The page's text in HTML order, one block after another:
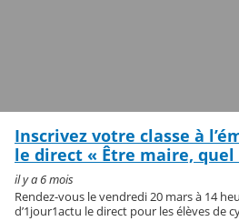
Inscrivez votre classe à
le direct « Être maire,
il y a 6 mois
Rendez-vous le vendredi 20 mars à 14
d’1jour1actu le direct pour les élèves de